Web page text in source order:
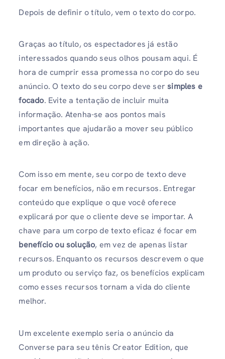
Depois de definir o título, vem o texto do corpo.
Graças ao título, os espectadores já estão
interessados ​​quando seus olhos pousam aqui. É
hora de cumprir essa promessa no corpo do seu
anúncio. O texto do seu corpo deve sersimples e
focado. Evite a tentação de incluir muita
informação. Atenha-se aos pontos mais
importantes que ajudarão a mover seu público
em direção à ação.
Com isso em mente, seu corpo de texto deve
focar em benefícios, não em recursos. Entregar
conteúdo que explique o que você oferece
explicará por que o cliente deve se importar. A
chave para um corpo de texto eficaz é focar em
benefício ou solução, em vez de apenas listar
recursos. Enquanto os recursos descrevem o que
um produto ou serviço faz, os benefícios explicam
como esses recursos tornam a vida do cliente
melhor.
Um excelente exemplo seria o anúncio da
Converse para seu tênis Creator Edition, que